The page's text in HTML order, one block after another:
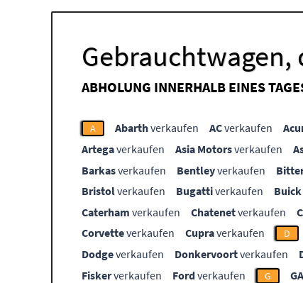
ABHOLUNG INNERHALB EINES
A Abarthverkaufen ACverkaufen
Artegaverkaufen Asia Motorsverkaufen
Barkasverkaufen Bentleyverkaufen
Bristolverkaufen Bugattiverkaufen Buick
Caterham verkaufen Chatenetverkaufen
Corvetteverkaufen Cupraverkaufen D
Dodgeverkaufen Donkervoortverkaufen
Fiskerverkaufen Fordverkaufen G